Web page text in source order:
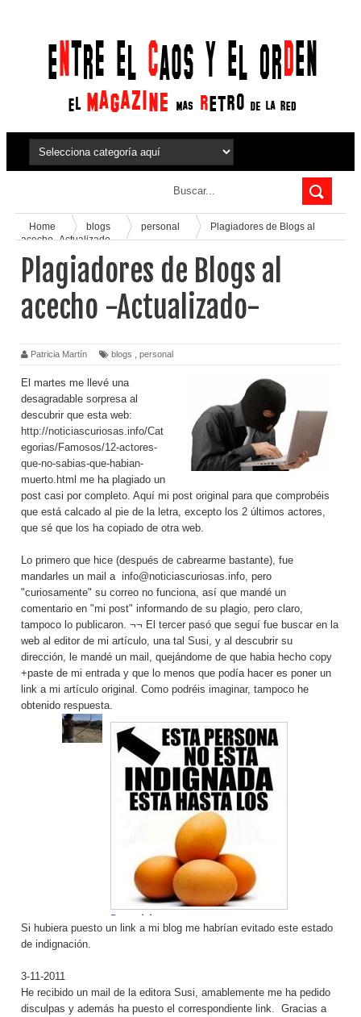
Home blogs personal
Plagiadores de Blogs al
acecho -Actualizado-
Plagiadores de Blogs al
acecho -Actualizado-
Patricia Martín blogs personal
El martes me llevé una
desagradable sorpresa al
descubrir que esta web:
http://noticiascuriosas.info/Cat
egorias/Famosos/12-actores-
que-no-sabias-que-habian-
muerto.html me ha plagiado un
post casi por completo. Aquí mi post original para que comprobéis
que está calcado al pie de la letra, excepto los 2 últimos actores,
que sé que los ha copiado de otra web.
Lo primero que hice (después de cabrearme bastante), fue
mandarles un mail a info@noticiascuriosas.info , pero
"curiosamente" su correo no funciona, así que mandé un
comentario en "mi post" informando de su plagio, pero claro,
tampoco lo publicaron. ¬¬ El tercer pasó que seguí fue buscar en la
web al editor de mi artículo, una tal Susi , y al descubrir su
dirección, le mandé un mail, quejándome de que habia hecho copy
+paste de mi entrada y que lo menos que podía hacer es poner un
link a mi artículo original. Como podréis imaginar, tampoco he
obtenido respuesta.
Si hubiera puesto un link a mi blog me habrían evitado este estado
de indignación.
3-11-2011
He recibido un mail de la editora Susi, amablemente me ha pedido
disculpas y además ha puesto el correspondiente link. Gracias a